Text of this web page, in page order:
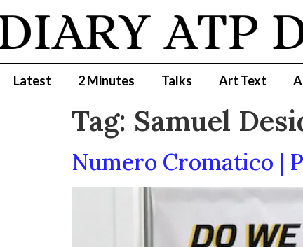
ATP
Latest 2 Minutes Talks Art Text
Tag: Samuel
Numero Cromatico |